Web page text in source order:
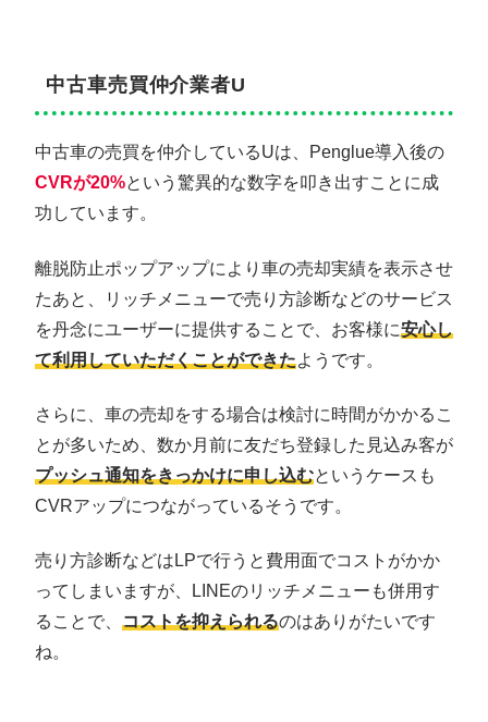
中古車売買仲介業者U
中古車の売買を仲介しているUは、Penglue導入後の
CVRが20%という驚異的な数字を叩き出すことに成
功しています。
離脱防止ポップアップにより車の売却実績を表示させ
たあと、リッチメニューで売り方診断などのサービス
を丹念にユーザーに提供することで、お客様に安心し
て利用していただくことができたようです。
さらに、車の売却をする場合は検討に時間がかかるこ
とが多いため、数か月前に友だち登録した見込み客が
プッシュ通知をきっかけに申し込むというケースも
CVRアップにつながっているそうです。
売り方診断などはLPで行うと費用面でコストがかか
ってしまいますが、LINEのリッチメニューも併用す
ることで、 コストを抑えられるのはありがたいです
ね。